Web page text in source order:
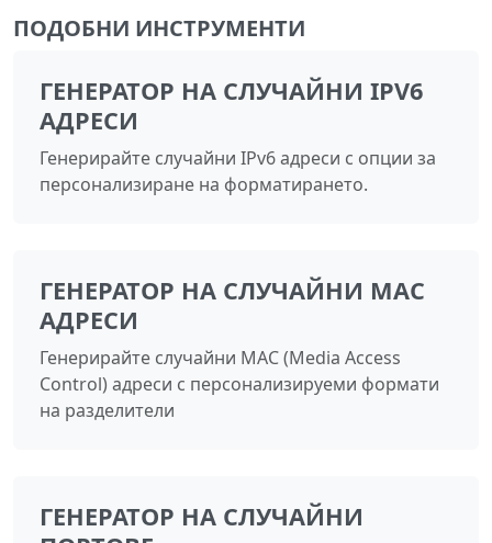
ПОДОБНИ ИНСТРУМЕНТИ
ГЕНЕРАТОР НА СЛУЧАЙНИ IPV6
АДРЕСИ
Генерирайте случайни IPv6 адреси с опции за
персонализиране на форматирането.
ГЕНЕРАТОР НА СЛУЧАЙНИ MAC
АДРЕСИ
Генерирайте случайни MAC (Media Access
Control) адреси с персонализируеми формати
на разделители
ГЕНЕРАТОР НА СЛУЧАЙНИ